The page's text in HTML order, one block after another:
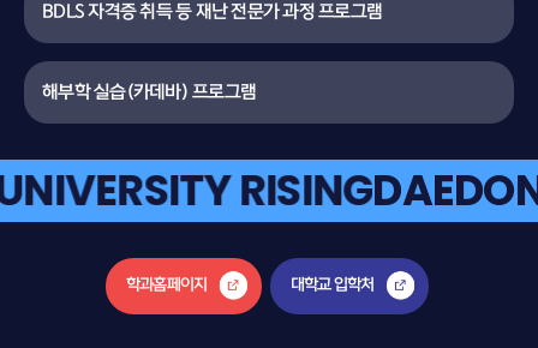
BDLS 자격증 취득 등 재난 전문가 과정 프로그램
해부학 실습(카데바) 프로그램
RISING
학과홈페이지 대학교 입학처